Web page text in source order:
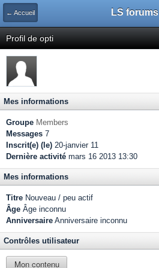
← Accueil LS forums
Profil de opti
Mes informations
Groupe Members
Messages 7
Inscrit(e) (le) 20-janvier 11
Dernière activité mars 16 2013 13:30
Mes informations
Titre Nouveau / peu actif
Âge Âge inconnu
Anniversaire Anniversaire inconnu
Contrôles utilisateur
Mon contenu